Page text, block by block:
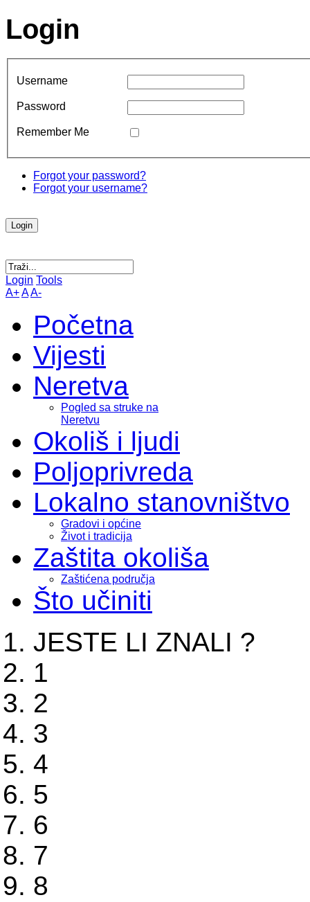
Login
Username
Password
Remember Me
Forgot your password?
Forgot your username?
Login Tools
A+AA-
Početna
Vijesti
Neretva
Pogled sa struke na
Neretvu
Okoliš i ljudi
Poljoprivreda
Lokalno stanovništvo
Gradovi i općine
Život i tradicija
Zaštita okoliša
Zaštićena područja
Što učiniti
JESTE LI ZNALI ?
1
2
3
4
5
6
7
8